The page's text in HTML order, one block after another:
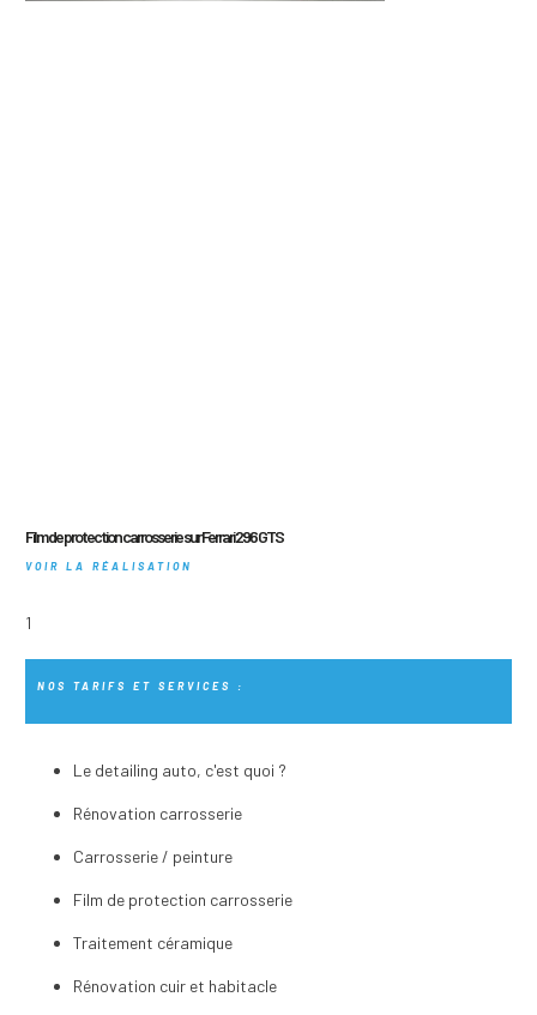
Film de protection carrosserie sur Ferrari 296 GTS
VOIR LA RÉALISATION
NOS TARIFS ET SERVICES :
Le detailing auto, c'est quoi ?
Rénovation carrosserie
Carrosserie / peinture
Film de protection carrosserie
Traitement céramique
Rénovation cuir et habitacle